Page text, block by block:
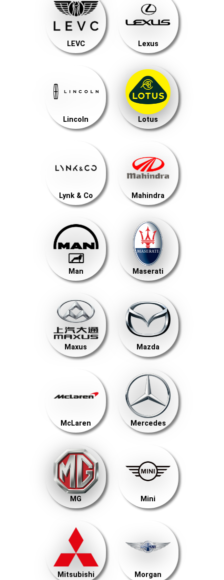
LEVC Lexus
Lincoln Lotus
Lynk & Co Mahindra
Man Maserati
Maxus Mazda
McLaren Mercedes
MG Mini
Mitsubishi Morgan